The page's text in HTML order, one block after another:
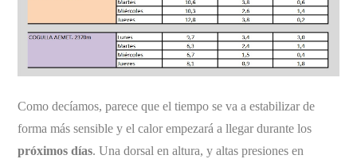
Como decíamos, parece que el tiempo se va a estabilizar de
forma más sensible y el calor empezará a llegar durante los
próximos días. Una dorsal en altura, y altas presiones en